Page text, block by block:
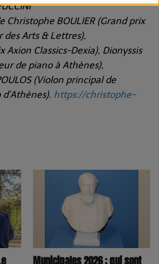
Christophe BOULIER (Grand prix
Arts & Lettres),
Axion Classics-Dexia), Dionyssis
de piano à Athènes),
(Violon principal de
https://christophe-